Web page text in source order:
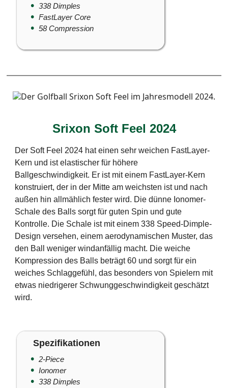
338 Dimples
FastLayer Core
58 Compression
Srixon Soft Feel 2024
Der Soft Feel 2024 hat einen sehr weichen FastLayer-
Kern und ist elastischer für höhere
Ballgeschwindigkeit. Er ist mit einem FastLayer-Kern
konstruiert, der in der Mitte am weichsten ist und nach
außen hin allmählich fester wird. Die dünne Ionomer-
Schale des Balls sorgt für guten Spin und gute
Kontrolle. Die Schale ist mit einem 338 Speed-Dimple-
Design versehen, einem aerodynamischen Muster, das
den Ball weniger windanfällig macht. Die weiche
Kompression des Balls beträgt 60 und sorgt für ein
weiches Schlaggefühl, das besonders von Spielern mit
etwas niedrigerer Schwunggeschwindigkeit geschätzt
wird.
Spezifikationen
2-Piece
Ionomer
338 Dimples